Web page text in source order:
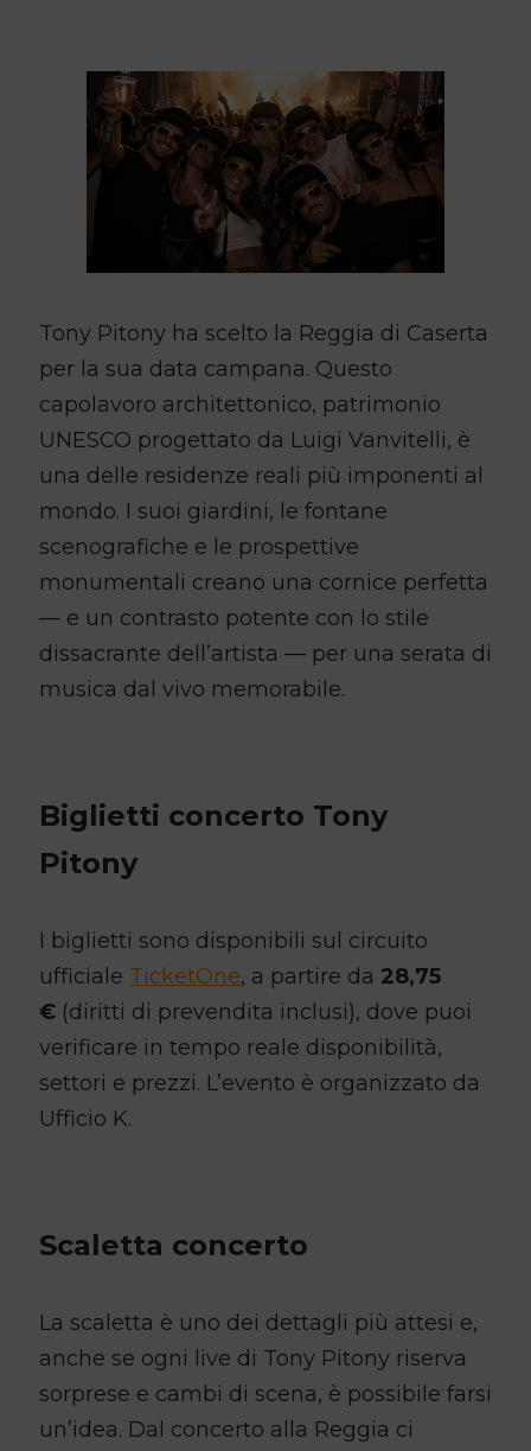
Tony Pitony ha scelto la Reggia di Caserta
per la sua data campana. Questo
capolavoro architettonico, patrimonio
UNESCO progettato da Luigi Vanvitelli, è
una delle residenze reali più imponenti al
mondo. I suoi giardini, le fontane
scenografiche e le prospettive
monumentali creano una cornice perfetta
— e un contrasto potente con lo stile
dissacrante dell’artista — per una serata di
musica dal vivo memorabile.
Biglietti concerto Tony
Pitony
I biglietti sono disponibili sul circuito
ufficiale TicketOne, a partire da 28,75
€ (diritti di prevendita inclusi), dove puoi
verificare in tempo reale disponibilità,
settori e prezzi. L’evento è organizzato da
Ufficio K.
Scaletta concerto
La scaletta è uno dei dettagli più attesi e,
anche se ogni live di Tony Pitony riserva
sorprese e cambi di scena, è possibile farsi
un’idea. Dal concerto alla Reggia ci